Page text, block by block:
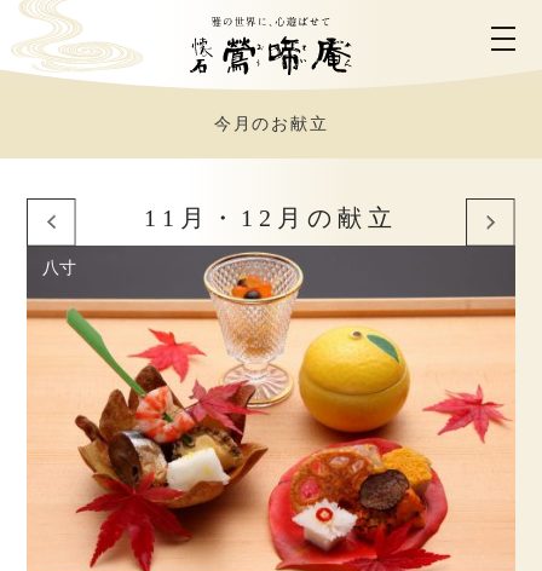
ホーム
鶯啼庵について
お料理のご案内
お部屋のご案内
ご利用シーン
営業時間・アクセス
今月のお献立
11月・12月の献立
八寸